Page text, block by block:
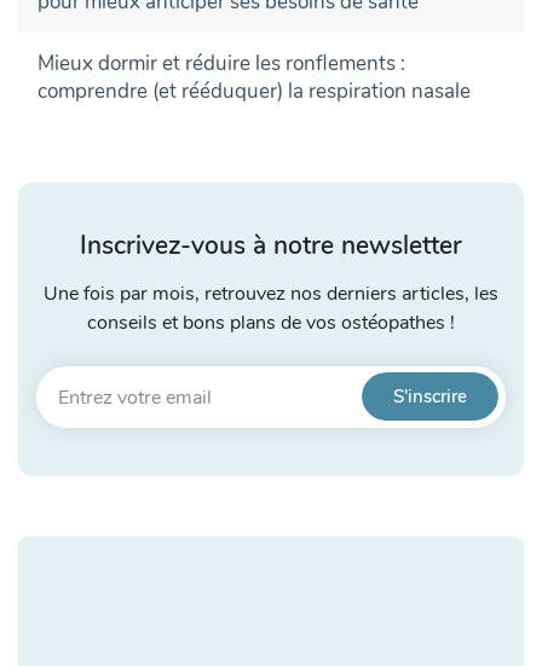
Mieux dormir et réduire les ronflements :
comprendre (et rééduquer) la respiration nasale
Inscrivez-vous à notre newsletter
Une fois par mois, retrouvez nos derniers articles, les
conseils et bons plans de vos ostéopathes !